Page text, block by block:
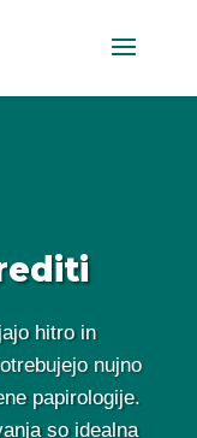
hitro in
nujno
papirologije.
so idealna